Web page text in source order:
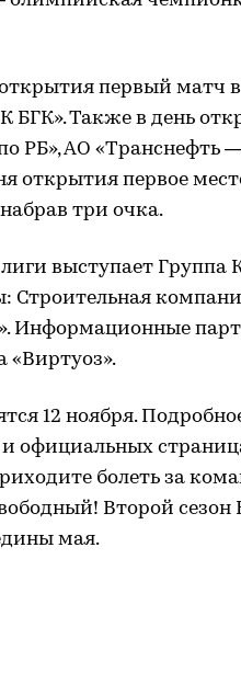
первый матч
БГК». Также в день
РБ», АО «Транснефть
открытия первое
три очка.
выступает Группа
Строительная
Информационные
«Виртуоз».
12 ноября.
официальных
болеть за
Второй
мая.